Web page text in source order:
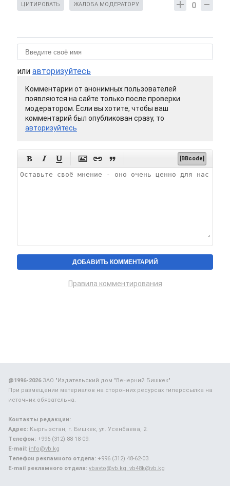
0
ЦИТИРОВАТЬ ЖАЛОБА МОДЕРАТОРУ
или авторизуйтесь
Комментарии от анонимных пользователей
появляются на сайте только после проверки
модератором. Если вы хотите, чтобы ваш
комментарий был опубликован сразу, то
авторизуйтесь
      [BBcode]
Правила комментирования
@1996-2026ЗАО "Издательский дом "Вечерний Бишкек"
При размещении материалов на сторонних ресурсах гиперссылка на
источник обязательна.
Контакты редакции:
Адрес: Кыргызстан, г. Бишкек, ул. Усенбаева, 2.
Телефон: +996 (312) 88-18-09.
E-mail: info@vb.kg
Телефон рекламного отдела: +996 (312) 48-62-03.
E-mail рекламного отдела: vbavto@vb.kg, vb48k@vb.kg